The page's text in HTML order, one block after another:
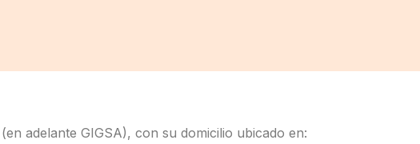
adelante GIGSA), con su domicilio ubicado en: